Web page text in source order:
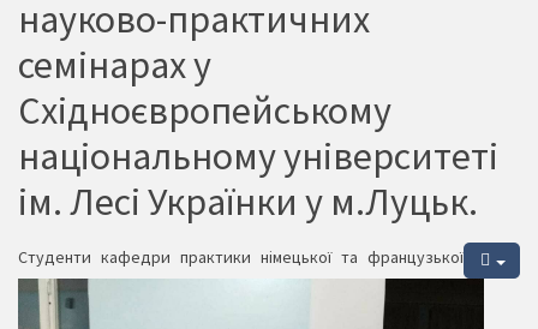
науково-практичних
семінарах у
Східноєвропейському
національному університеті
ім. Лесі Українки у м.Луцьк.
Студенти кафедри практики німецької та французької